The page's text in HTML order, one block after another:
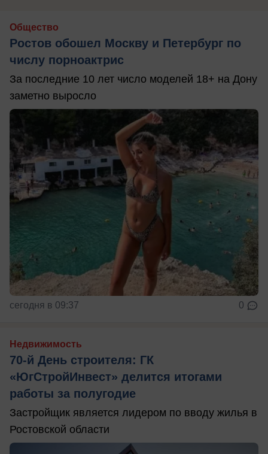
Общество
Ростов обошел Москву и Петербург по
числу порноактрис
За последние 10 лет число моделей 18+ на Дону
заметно выросло
сегодня в 09:37 0
Недвижимость
70-й День строителя: ГК
«ЮгСтройИнвест» делится итогами
работы за полугодие
Застройщик является лидером по вводу жилья в
Ростовской области